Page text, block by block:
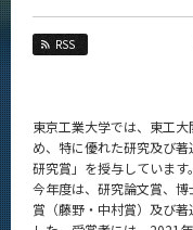
RSS
東京工業大学では、東工
め、特に優れた研究及び
研究賞」を授与しています。
今年度は、研究論文賞、
賞（藤野・中村賞）及び
教員・研究室
Faculty and
入学案内
Admissions
化学系 News